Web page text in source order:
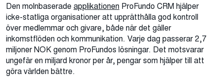
Den molnbaserade applikationen ProFundo CRM hjälper
icke-statliga organisationer att upprätthålla god kontroll
över medlemmar och givare, både när det gäller
inkomstflöden och kommunikation. Varje dag passerar 2,7
miljoner NOK genom ProFundos lösningar. Det motsvarar
ungefär en miljard kronor per år, pengar som hjälper till att
göra världen bättre.